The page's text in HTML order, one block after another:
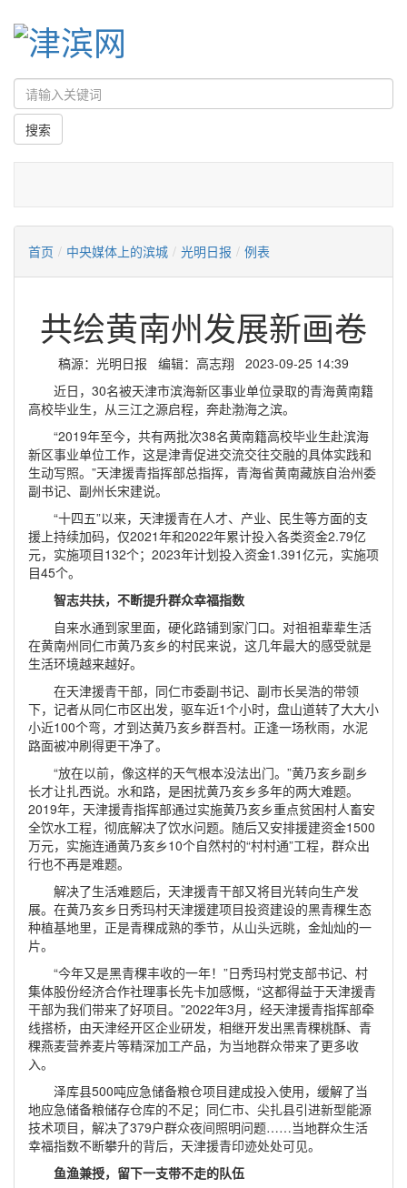
首页 / 中央媒体上的滨城 / 光明日报 / 例表
共绘黄南州发展新画卷
稿源：光明日报 编辑：高志翔 2023-09-25 14:39
近日，30名被天津市滨海新区事业单位录取的青海黄南籍
高校毕业生，从三江之源启程，奔赴渤海之滨。
“2019年至今，共有两批次38名黄南籍高校毕业生赴滨海
新区事业单位工作，这是津青促进交流交往交融的具体实践和
生动写照。”天津援青指挥部总指挥，青海省黄南藏族自治州委
副书记、副州长宋建说。
“十四五”以来，天津援青在人才、产业、民生等方面的支
援上持续加码，仅2021年和2022年累计投入各类资金2.79亿
元，实施项目132个；2023年计划投入资金1.391亿元，实施项
目45个。
智志共扶，不断提升群众幸福指数
自来水通到家里面，硬化路铺到家门口。对祖祖辈辈生活
在黄南州同仁市黄乃亥乡的村民来说，这几年最大的感受就是
生活环境越来越好。
在天津援青干部，同仁市委副书记、副市长吴浩的带领
下，记者从同仁市区出发，驱车近1个小时，盘山道转了大大小
小近100个弯，才到达黄乃亥乡群吾村。正逢一场秋雨，水泥
路面被冲刷得更干净了。
“放在以前，像这样的天气根本没法出门。”黄乃亥乡副乡
长才让扎西说。水和路，是困扰黄乃亥乡多年的两大难题。
2019年，天津援青指挥部通过实施黄乃亥乡重点贫困村人畜安
全饮水工程，彻底解决了饮水问题。随后又安排援建资金1500
万元，实施连通黄乃亥乡10个自然村的“村村通”工程，群众出
行也不再是难题。
解决了生活难题后，天津援青干部又将目光转向生产发
展。在黄乃亥乡日秀玛村天津援建项目投资建设的黑青稞生态
种植基地里，正是青稞成熟的季节，从山头远眺，金灿灿的一
片。
“今年又是黑青稞丰收的一年！”日秀玛村党支部书记、村
集体股份经济合作社理事长先卡加感慨，“这都得益于天津援青
干部为我们带来了好项目。”2022年3月，经天津援青指挥部牵
线搭桥，由天津经开区企业研发，相继开发出黑青稞桃酥、青
稞燕麦营养麦片等精深加工产品，为当地群众带来了更多收
入。
泽库县500吨应急储备粮仓项目建成投入使用，缓解了当
地应急储备粮储存仓库的不足；同仁市、尖扎县引进新型能源
技术项目，解决了379户群众夜间照明问题……当地群众生活
幸福指数不断攀升的背后，天津援青印迹处处可见。
鱼渔兼授，留下一支带不走的队伍